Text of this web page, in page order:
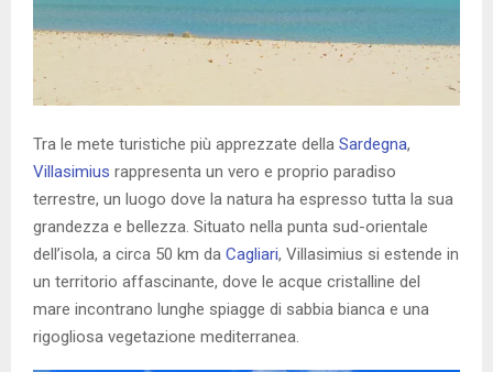
Tra le mete turistiche più apprezzate della Sardegna,
Villasimius rappresenta un vero e proprio paradiso
terrestre, un luogo dove la natura ha espresso tutta la sua
grandezza e bellezza. Situato nella punta sud-orientale
dell’isola, a circa 50 km da Cagliari, Villasimius si estende in
un territorio affascinante, dove le acque cristalline del
mare incontrano lunghe spiagge di sabbia bianca e una
rigogliosa vegetazione mediterranea.